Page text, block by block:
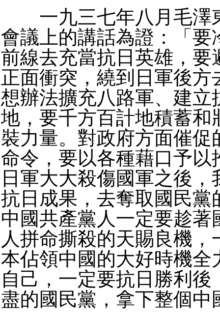
一九三七年八月毛澤
會議上的講話為證：「要
前線去充當抗日英雄，要
正面衝突，繞到日軍後方
想辦法擴充八路軍、建立
地，要千方百計地積蓄和
裝力量。對政府方面催促
命令，要以各種藉口予以
日軍大大殺傷國軍之後，
抗日成果，去奪取國民黨
中國共產黨人一定要趁著
人拼命撕殺的天賜良機，
本佔領中國的大好時機全
自己，一定要抗日勝利後
盡的國民黨，拿下整個中